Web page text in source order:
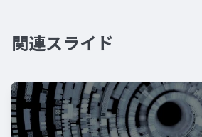
関連スライド